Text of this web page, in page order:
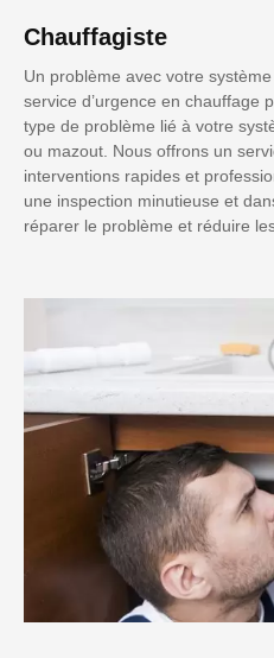
Chauffagiste
Un problème avec votre
service d’urgence en chauffage
type de problème lié à votre
ou mazout. Nous offrons un
interventions rapides et
une inspection minutieuse et
réparer le problème et réduire